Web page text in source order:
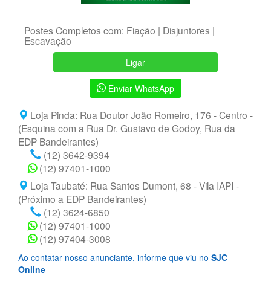
Postes Completos com: Fiação | Disjuntores |
Escavação
Ligar
Enviar WhatsApp
Loja Pinda: Rua Doutor João Romeiro, 176 - Centro -
(Esquina com a Rua Dr. Gustavo de Godoy, Rua da
EDP Bandeirantes)
(12) 3642-9394
(12) 97401-1000
Loja Taubaté: Rua Santos Dumont, 68 - Vila IAPI -
(Próximo a EDP Bandeirantes)
(12) 3624-6850
(12) 97401-1000
(12) 97404-3008
Ao contatar nosso anunciante, informe que viu no SJC
Online